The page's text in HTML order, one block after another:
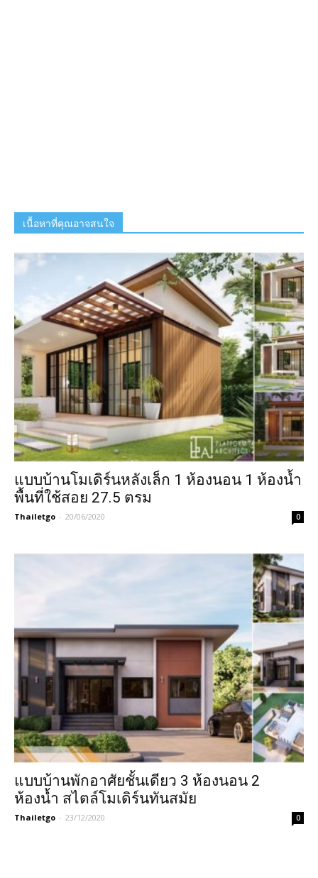
เนื้อหาที่คุณอาจสนใจ
แบบบ้านโมเดิร์นหลังเล็ก 1 ห้องนอน 1 ห้องน้ำ
พื้นที่ใช้สอย 27.5 ตรม
Thailetgo - 20/06/2020 0
แบบบ้านพักอาศัยชั้นเดียว 3 ห้องนอน 2
ห้องน้ำ สไตล์โมเดิร์นทันสมัย
Thailetgo - 23/12/2020 0